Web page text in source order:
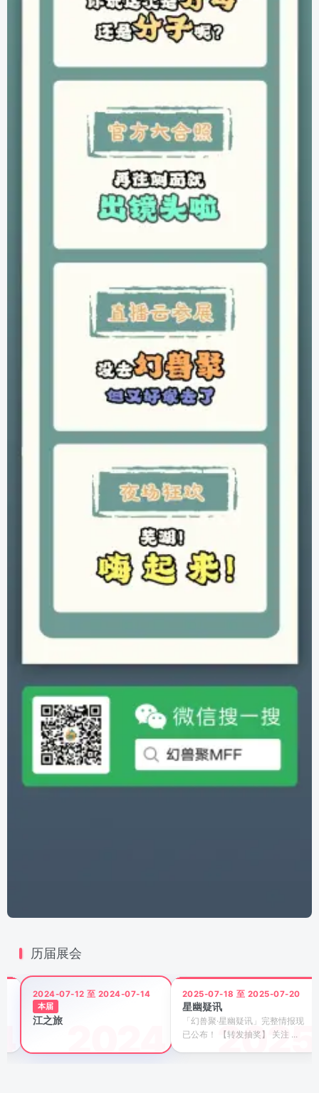
历届展会
2024-07-12 至 2024-07-14
本届
江之旅
2025-07-18 至 2025-07-20
星幽疑讯
「幻兽聚·星幽疑讯」完整情报现
已公布！ 【转发抽奖】 关注 ...